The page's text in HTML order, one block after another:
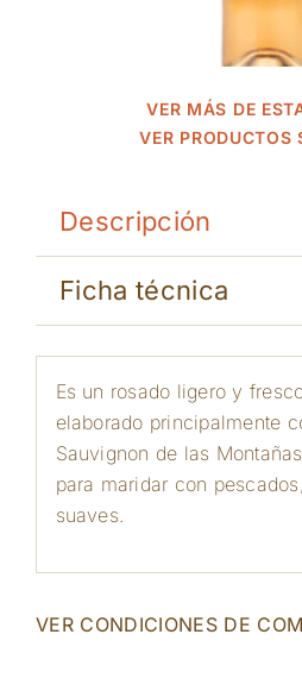
VER MÁS DE
VER PRODUCTOS
Descripción
Ficha técnica
Es un rosado ligero y
elaborado principalmente
Sauvignon de las
para maridar con
suaves.
VER CONDICIONES DE